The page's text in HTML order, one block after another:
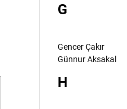
G
Gencer Çakır
Günnur Aksakal
H